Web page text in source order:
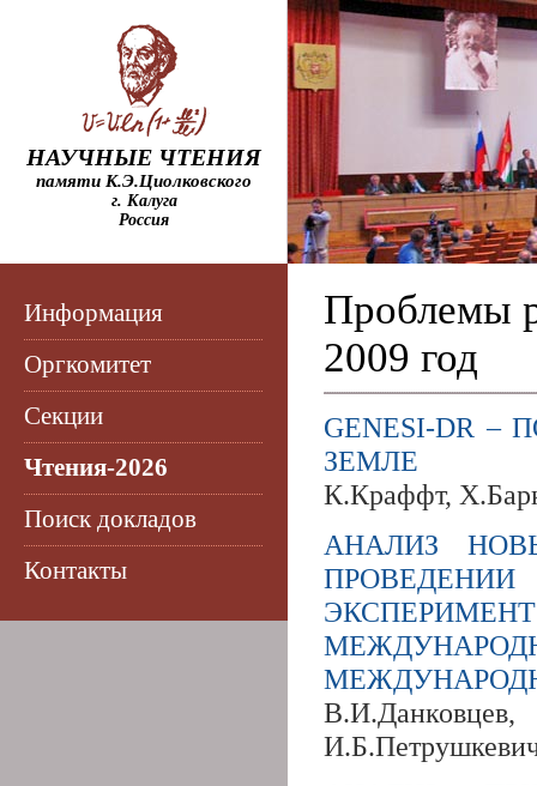
НАУЧНЫЕ ЧТЕНИЯ
памяти К.Э.Циолковского
г. Калуга
Россия
Информация
Оргкомитет
Секции
Чтения-2026
Поиск докладов
Контакты
Проблемы
2009 год
GENESI-DR
ЗЕМЛЕ
К.Краффт,
АНАЛИЗ